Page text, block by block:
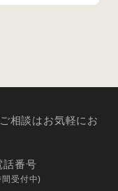
相談はお気軽にお
話番号
受付中)